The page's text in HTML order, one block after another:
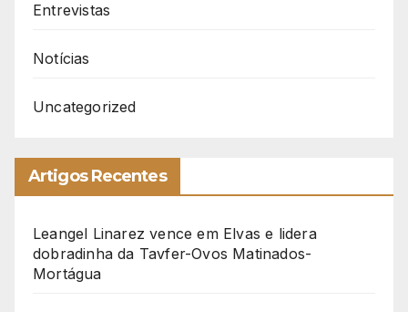
Entrevistas
Notícias
Uncategorized
Artigos Recentes
Leangel Linarez vence em Elvas e lidera
dobradinha da Tavfer-Ovos Matinados-
Mortágua